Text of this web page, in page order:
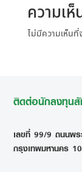
ความเ
ไม่มีความเห็นที่
ติดต่อนักลงทุน
เลขที่ 99/9 ถนนพร
กรุงเทพมหานคร